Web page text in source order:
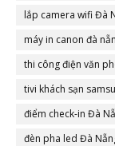
lắp camera wifi Đà
máy in canon đà
thi công điện văn
tivi khách sạn
điểm check-in Đà
đèn pha led Đà